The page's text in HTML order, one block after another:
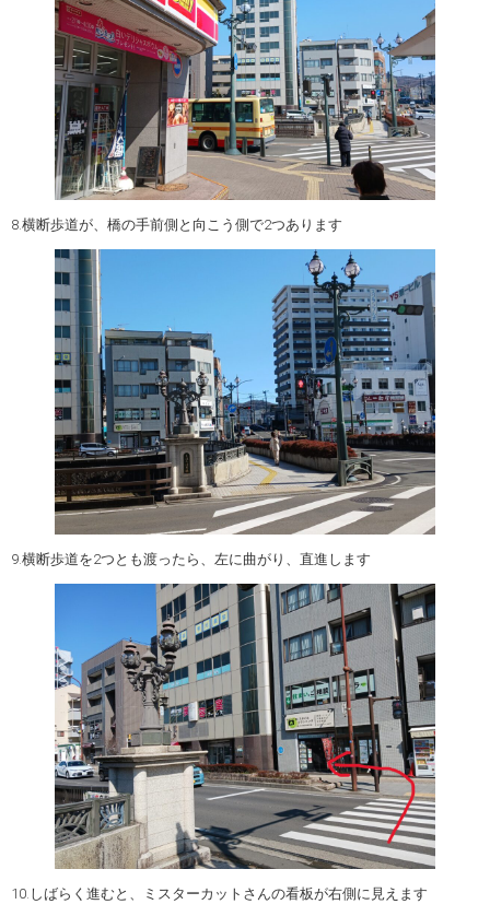
8.横断歩道が、橋の手前側と向こう側で2つあります
9.横断歩道を2つとも渡ったら、左に曲がり、直進します
10.しばらく進むと、ミスターカットさんの看板が右側に見えます